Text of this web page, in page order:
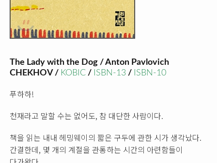
The Lady with the Dog / Anton Pavlovich
CHEKHOV / KOBIC / ISBN-13 / ISBN-10
푸하하!
천재라고 말할 수는 없어도, 참 대단한 사람이다.
책을 읽는 내내 헤밍웨이의 짧은 구두에 관한 시가 생각났다.
간결한데, 몇 개의 계절을 관통하는 시간의 아련함들이